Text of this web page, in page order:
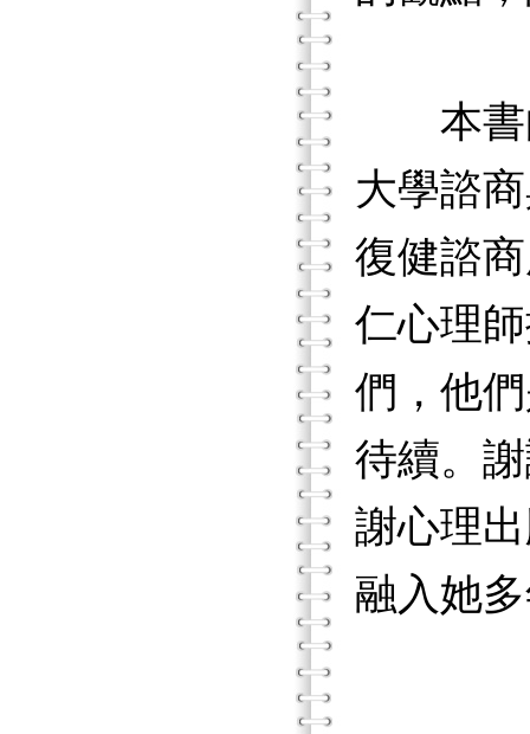
本書的
大學諮
復健諮
仁心理
們，他
待續。
謝心理
融入她